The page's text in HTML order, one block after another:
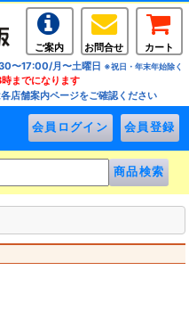
ご案内 お問合せ
カート
〜17:00/月〜土曜日 ※祝日・年末年始除く
までになります
店舗案内ページをご確認ください